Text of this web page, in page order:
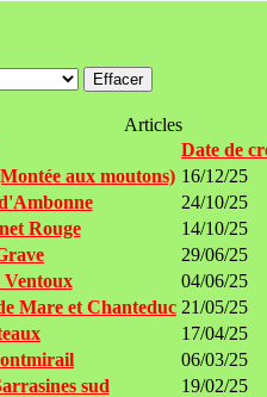
Effacer
Articles
Date de
aux moutons) 16/12/25
24/10/25
Rouge
14/10/25
29/06/25
04/06/25
Mare et Chanteduc 21/05/25
17/04/25
06/03/25
sud
19/02/25